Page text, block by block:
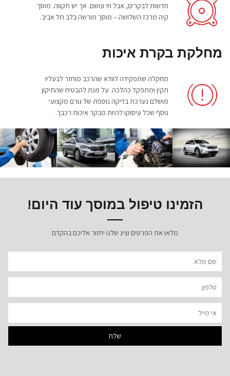
חדשות לבקרים, אבל חי ונושם. אך יש תקווה. מוסך
קיה מרכז השלושה – מוסך מורשה בלב תל אביב.
מחלקת בקרת איכות
מחקלה שתפקידה לוודא שהרכב מוחזר לבעליו
תקין ומתפקד כהלכה. על מנת להבטיח שהתיקון
מושלם נערכת בדיקה נוספת של גורם מקצועי
נוסף שכל עיסוקו להיות מבקר איכות רכבך.
הזמינו טיפול במוסך עוד היום!
מלאו את הפרטים וציג שלנו יחזור אליכם בהקדם